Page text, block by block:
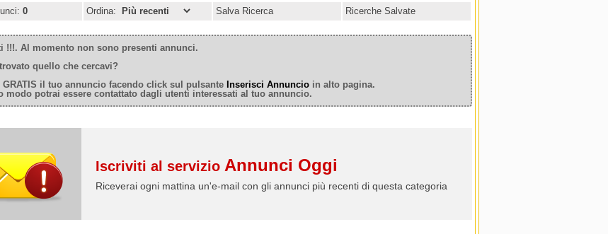
0 Ordina: Salva Ricerca Ricerche Salvate
!!!. Al momento non sono presenti annunci.
quello che cercavi?
GRATIS il tuo annuncio facendo click sul pulsante Inserisci Annuncio in alto pagina.
modo potrai essere contattato dagli utenti interessati al tuo annuncio.
Iscriviti al servizio Annunci Oggi
Riceverai ogni mattina un'e-mail con gli annunci più recenti di questa categoria